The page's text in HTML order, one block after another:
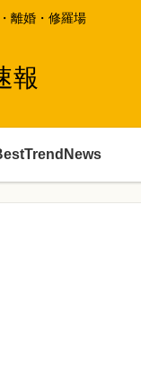
離婚・修羅場
報